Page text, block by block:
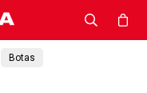
Botas